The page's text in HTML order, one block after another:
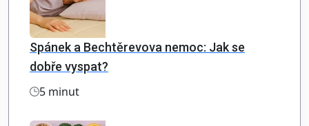
Spánek a Bechtěrevova nemoc: Jak se
dobře vyspat?
5 minut